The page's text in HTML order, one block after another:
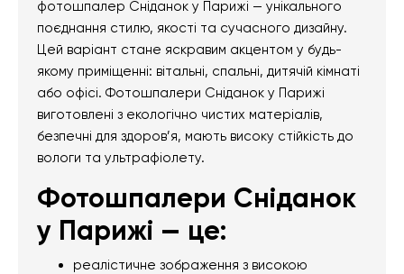
фотошпалер Сніданок у Парижі — унікального
поєднання стилю, якості та сучасного дизайну.
Цей варіант стане яскравим акцентом у будь-
якому приміщенні: вітальні, спальні, дитячій кімнаті
або офісі. Фотошпалери Сніданок у Парижі
виготовлені з екологічно чистих матеріалів,
безпечні для здоров’я, мають високу стійкість до
вологи та ультрафіолету.
Фотошпалери Сніданок
у Парижі — це:
реалістичне зображення з високою